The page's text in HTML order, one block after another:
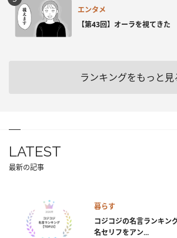
エンタメ
【第43回】オーラを視てきた
ランキングをもっと見
LATEST
最新の記事
暮らす
コジコジの名言ランキ
名セリフをアン...